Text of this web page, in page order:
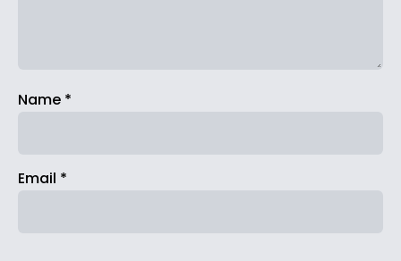
Name *
Email *